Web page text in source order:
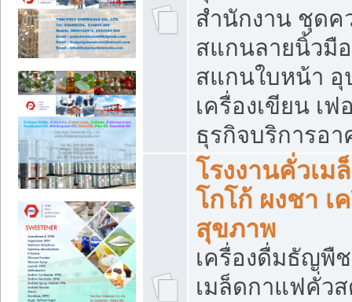
สำนักงาน ชุดค
สแกนลายนิ้วมื
สแกนใบหน้า
เครื่องเขียน เ
ธุรกิจบริการอ
โรงงานคั่วเม
โกโก้ ผงชา เ
สุขภาพ
เครื่องดื่มธัญพื
เมล็ดกาแฟคั่ว